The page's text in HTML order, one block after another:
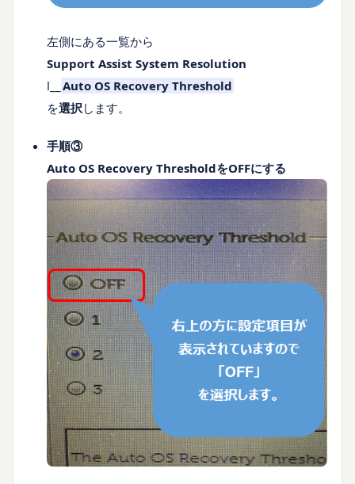
左側にある一覧から
Support Assist System Resolution
l__ Auto OS Recovery Threshold
を選択します。
手順③
Auto OS Recovery ThresholdをOFFにする